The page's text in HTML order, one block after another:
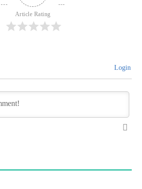
Article Rating
Login